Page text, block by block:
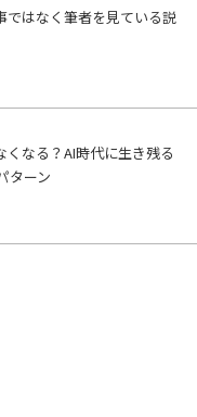
ではなく筆者を見ている説
くなる？AI時代に生き残る
ターン